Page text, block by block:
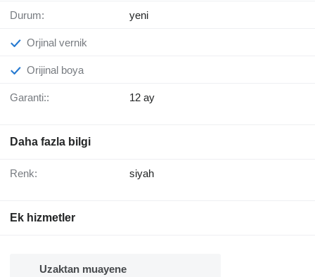
Durum: yeni
Orjinal vernik
Orijinal boya
Garanti:: 12 ay
Daha fazla bilgi
Renk: siyah
Ek hizmetler
Uzaktan muayene